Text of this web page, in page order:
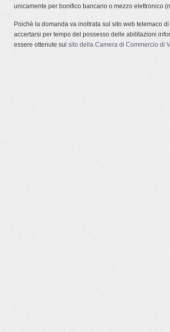
unicamente per bonifico bancario o mezzo elettronico
Poichè la domanda va inoltrata sul sito web telemaco
accertarsi per tempo del possesso delle abilitazioni
essere ottenute sul sito della Camera di Commercio di